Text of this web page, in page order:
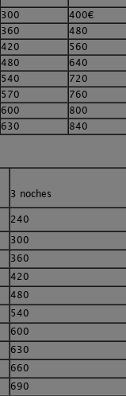
300 400€
360 480
420 560
480 640
540 720
570 760
600 800
630 840
3 noches
240
300
360
420
480
540
600
630
660
690